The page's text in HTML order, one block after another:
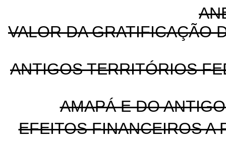
VALOR DA GRATIFICAÇÃO
ANTIGOS TERRITÓRIOS
AMAPÁ E DO
EFEITOS FINANCEIROS A